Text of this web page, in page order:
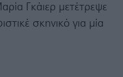
Γκάιερ μετέτρεψε
σκηνικό για μία